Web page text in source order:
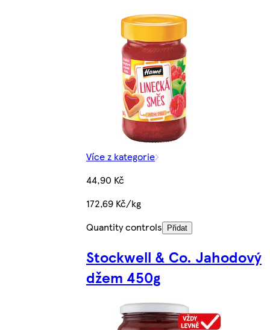
Více z kategorie
44,90 Kč
172,69 Kč/kg
Quantity controls
Přidat
Stockwell & Co. Jahodový
džem 450g